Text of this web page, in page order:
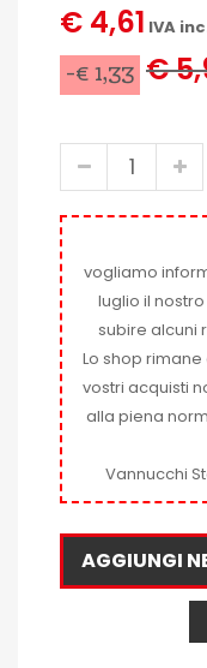
€ 4,61 IVA
-€ 1,33 €
vogliamo
luglio il
subire alcuni
Lo shop
vostri acquisti
alla piena
Vannucchi
AGGIUNGI